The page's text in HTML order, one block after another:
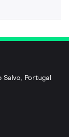
Salvo, Portugal